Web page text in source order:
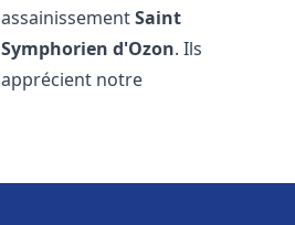
assainissementSaint
Symphorien d'Ozon. Ils
apprécient notre